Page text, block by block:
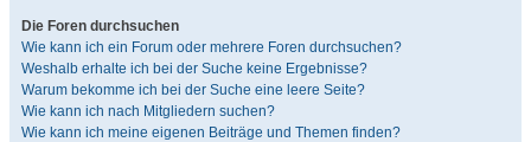
Die Foren durchsuchen
Wie kann ich ein Forum oder mehrere Foren durchsuchen?
Weshalb erhalte ich bei der Suche keine Ergebnisse?
Warum bekomme ich bei der Suche eine leere Seite?
Wie kann ich nach Mitgliedern suchen?
Wie kann ich meine eigenen Beiträge und Themen finden?